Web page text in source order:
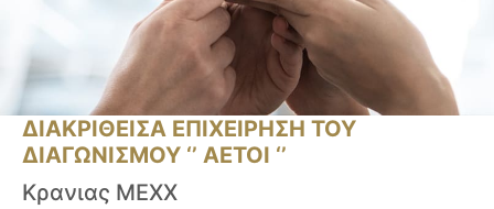
ΔΙΑΚΡΙΘΕΙΣΑ ΕΠΙΧΕΙΡΗΣΗ ΤΟΥ
ΔΙΑΓΩΝΙΣΜΟΥ ‘’ ΑΕΤΟΙ ‘’
Κρανιας MEXX